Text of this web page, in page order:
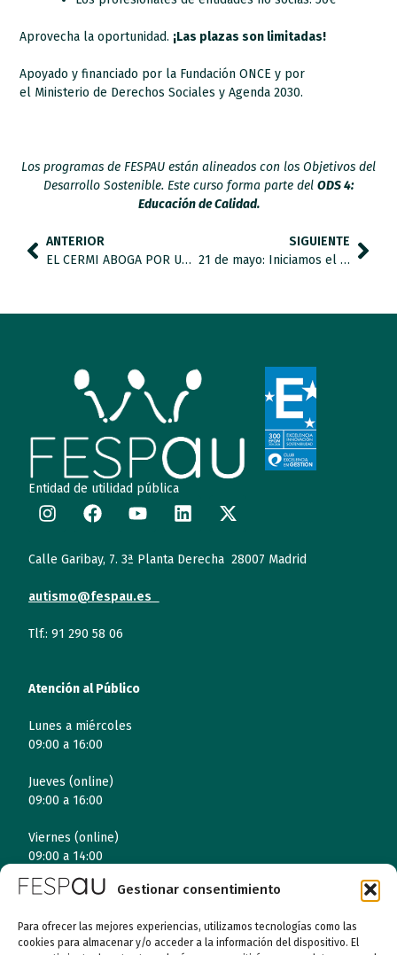
Gestionar consentimiento
Para ofrecer las mejores experiencias, utilizamos tecnologías como las
cookies para almacenar y/o acceder a la información del dispositivo. El
Aprovecha la oportunidad. ¡Las plazas son limitadas!
Apoyado y financiado por la Fundación ONCE y por
el Ministerio de Derechos Sociales y Agenda 2030.
Los programas de FESPAU están alineados con los Objetivos del
Desarrollo Sostenible. Este curso forma parte del ODS 4:
Educación de Calidad.
ANTERIOR
EL CERMI ABOGA POR UNA INCLUSIÓN GLOBAL DESDE EL PRINCIPIO DE LA INFANCIA CON DISCAPACIDAD
SIGUIENTE
21 de mayo: Iniciamos el Ciclo de Jornadas Legislativas
Entidad de utilidad pública
Calle Garibay, 7. 3ª Planta Derecha 28007 Madrid
autismo@fespau.es
Tlf.: 91 290 58 06
Atención al Público
Lunes a miércoles
09:00 a 16:00
Jueves (online)
09:00 a 16:00
Viernes (online)
09:00 a 14:00
Quiénes somos